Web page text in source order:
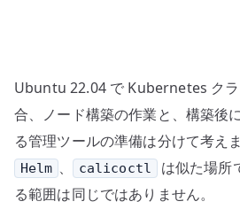
calicoctl
の
使
い
分
け
Ubuntu 22.04 で Kubernetes ク
合、ノード構築の作業と、構築後
る管理ツールの準備は分けて考えま
Helm 、 calicoctl
は似た場所
る範囲は同じではありません。